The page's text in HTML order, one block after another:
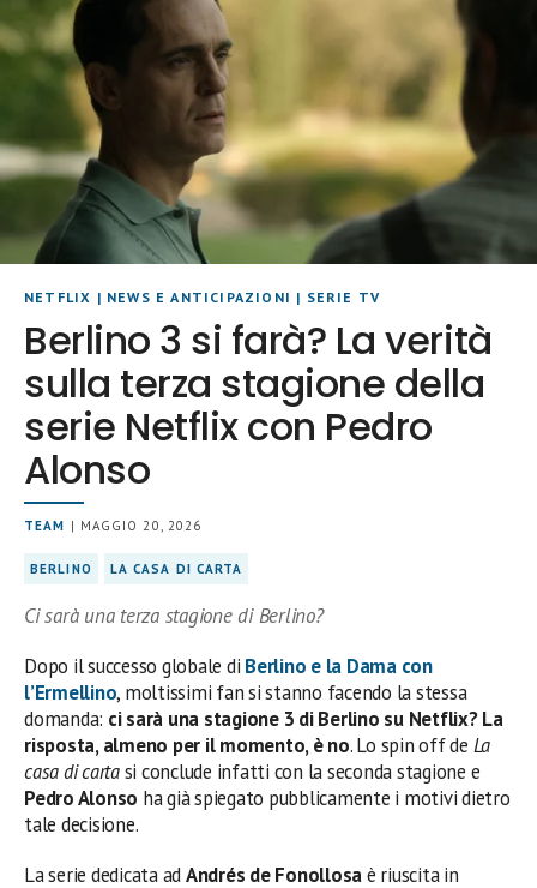
NETFLIX | NEWS E ANTICIPAZIONI | SERIE TV
Berlino 3 si farà? La verità
sulla terza stagione della
serie Netflix con Pedro
Alonso
TEAM | MAGGIO 20, 2026
BERLINO LA CASA DI CARTA
Ci sarà una terza stagione di Berlino?
Dopo il successo globale di Berlino e la Dama con
l’Ermellino, moltissimi fan si stanno facendo la stessa
domanda: ci sarà una stagione 3 di Berlino su Netflix?La
risposta, almeno per il momento, è no. Lo spin off de La
casa di cartasi conclude infatti con la seconda stagione e
Pedro Alonso ha già spiegato pubblicamente i motivi dietro
tale decisione.
La serie dedicata adAndrés de Fonollosaè riuscita in